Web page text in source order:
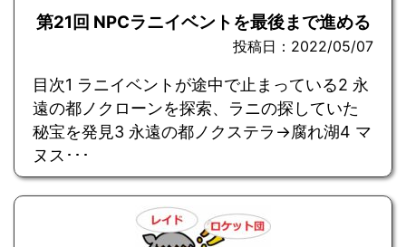
第21回 NPCラニイベントを最後まで進める
投稿日：2022/05/07
目次1 ラニイベントが途中で止まっている2 永
遠の都ノクローンを探索、ラニの探していた
秘宝を発見3 永遠の都ノクステラ→腐れ湖4 マ
ヌス･･･